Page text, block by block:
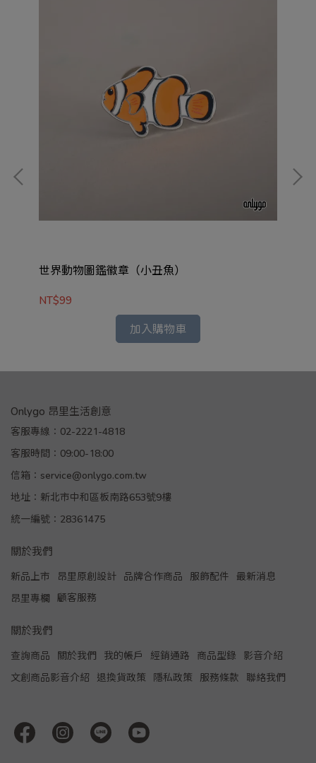
世界動物圖鑑徽章（小丑魚）
NT$99
加入購物車
Onlygo 昂里生活創意
客服專線：02-2221-4818
客服時間：09:00-18:00
信箱：service@onlygo.com.tw
地址：新北市中和區板南路653號9樓
統一編號：28361475
關於我們
新品上市 昂里原創設計 品牌合作商品 服飾配件
最新消息
昂里專欄
顧客服務
關於我們
查詢商品 關於我們 我的帳戶 經銷通路 商品型錄
影音介紹
文創商品影音介紹
退換貨政策 隱私政策 服務條款 聯絡我們